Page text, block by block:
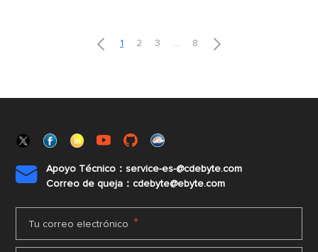
 1 2 3 ... 8 

Apoyo Técnico：service-es-@cdebyte.com
Correo de queja：cdebyte@ebyte.com
Tu correo electrónico *